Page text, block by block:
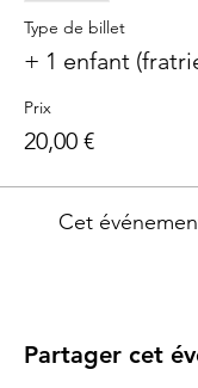
Type de billet
+ 1 enfant
Prix
20,00 €
Cet
Partager cet